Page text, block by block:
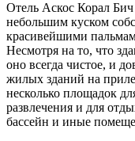
Отель Аскос Корал
небольшим куском
красивейшими
Несмотря на то, что
оно всегда чистое, и
жилых зданий на
несколько площадок
развлечения и для
бассейн и иные